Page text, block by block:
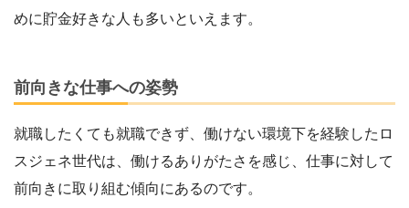
めに貯金好きな人も多いといえます。
前向きな仕事への姿勢
就職したくても就職できず、働けない環境下を経験したロ
スジェネ世代は、働けるありがたさを感じ、仕事に対して
前向きに取り組む傾向にあるのです。